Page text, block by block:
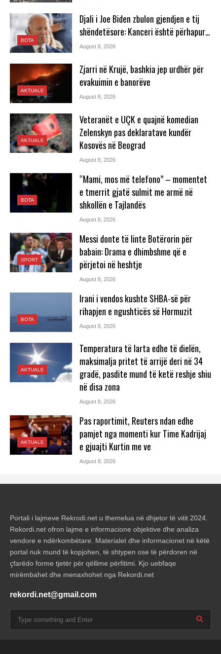
BOTA
Djali i Joe Biden zbulon gjendjen e tij
shëndetësore: Kanceri është përhapur…
August 8, 2026
AKTUALE
Zjarri në Krujë, bashkia jep urdhër për
evakuimin e banorëve
August 8, 2026
AKTUALE
Veteranët e UÇK e quajnë komedian
Zelenskyn pas deklaratave kundër
Kosovës në Beograd
August 8, 2026
BOTA
“Mami, mos më telefono” – momentet
e tmerrit gjatë sulmit me armë në
shkollën e Tajlandës
August 8, 2026
SPORT
Messi donte të linte Botërorin për
babain: Drama e dhimbshme që e
përjetoi në heshtje
August 8, 2026
BOTA
Irani i vendos kushte SHBA-së për
rihapjen e ngushticës së Hormuzit
August 8, 2026
AKTUALE
Temperatura të larta edhe të dielën,
maksimalja pritet të arrijë deri në 34
gradë, pasdite mund të ketë reshje shiu
në disa zona
August 8, 2026
AKTUALE
Pas raportimit, Reuters ndan edhe
pamjet nga momenti kur Time Kadrijaj
e gjuajti Kurtin me ve
August 8, 2026
Portali i lajmeve Rekrodi.net u themelua në dhjetor të vitit 2024.
Rekordi.net ofron lajme e informacione objektive dhe analiza
vendore e ndërkombëtare. Materialet dhe informacionet në këtë
portal nuk mund të kopjohen, të shtypen ose të përdoren në
çfarëdo forme tjetër për qëllime përfitimi. Kjo uebfaqe
mirëmbahet dhe menaxhohet nga Rekordi.net
rekordi.net@gmail.com